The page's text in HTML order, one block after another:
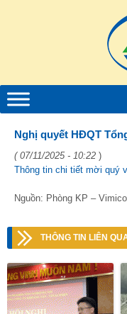
Nghị quyết HĐQT
( 07/11/2025 - 10:22 )
Thông tin chi tiết mời quý
Nguồn: Phòng KP – Vimico
THÔNG TIN LIÊN